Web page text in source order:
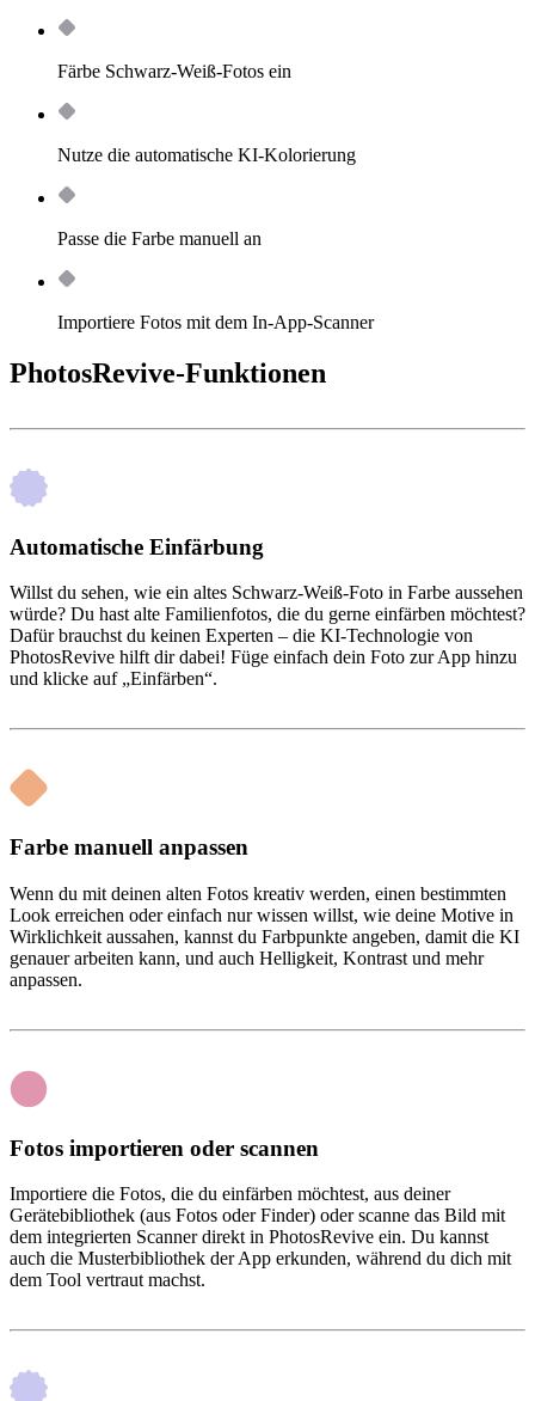
Färbe Schwarz-Weiß-Fotos ein
Nutze die automatische KI-Kolorierung
Passe die Farbe manuell an
Importiere Fotos mit dem In-App-Scanner
PhotosRevive-Funktionen
Automatische Einfärbung
Willst du sehen, wie ein altes Schwarz-Weiß-Foto in Farbe aussehen
würde? Du hast alte Familienfotos, die du gerne einfärben möchtest?
Dafür brauchst du keinen Experten – die KI-Technologie von
PhotosRevive hilft dir dabei! Füge einfach dein Foto zur App hinzu
und klicke auf „Einfärben“.
Farbe manuell anpassen
Wenn du mit deinen alten Fotos kreativ werden, einen bestimmten
Look erreichen oder einfach nur wissen willst, wie deine Motive in
Wirklichkeit aussahen, kannst du Farbpunkte angeben, damit die KI
genauer arbeiten kann, und auch Helligkeit, Kontrast und mehr
anpassen.
Fotos importieren oder scannen
Importiere die Fotos, die du einfärben möchtest, aus deiner
Gerätebibliothek (aus Fotos oder Finder) oder scanne das Bild mit
dem integrierten Scanner direkt in PhotosRevive ein. Du kannst
auch die Musterbibliothek der App erkunden, während du dich mit
dem Tool vertraut machst.